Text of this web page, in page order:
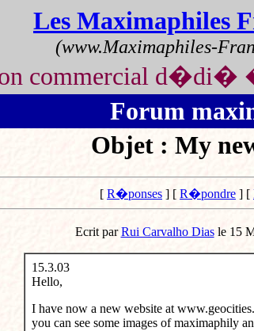
Les Maximaphiles
(www.Maximaphiles-
commercial d�di�
Forum
Objet : My
[ R�ponses ] [ R�pondre ] [
Ecrit parRui Carvalho Diasle 15
15.3.03
Hello,
I have now a new website at
you can see some images of maximaphily